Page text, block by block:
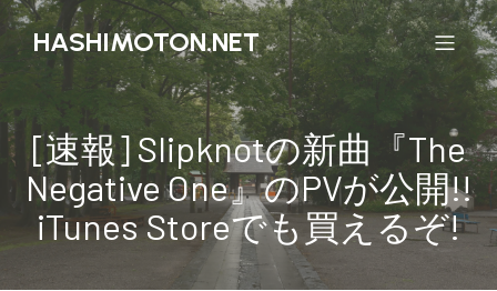
HASHIMOTON.NET
[速報] Slipknotの新曲『The
Negative One』のPVが公開!!
iTunes Storeでも買えるぞ!